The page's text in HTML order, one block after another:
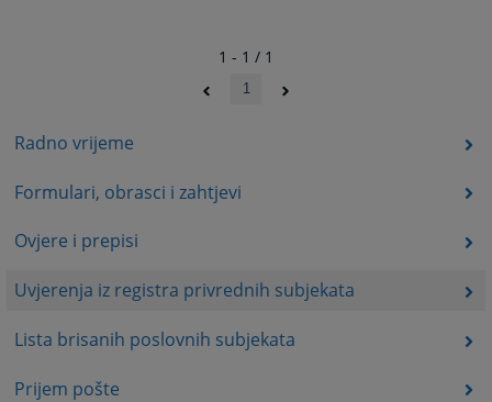
Radno vrijeme
Formulari, obrasci i zahtjevi
Ovjere i prepisi
Uvjerenja iz registra privrednih subjekata
Lista brisanih poslovnih subjekata
Prijem pošte
1 - 1 / 1
1